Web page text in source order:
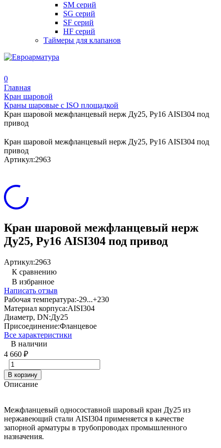
SM серий
SG серий
SF серий
HF серий
Таймеры для клапанов
0
Главная
Кран шаровой
Краны шаровые с ISO площадкой
Кран шаровой межфланцевый нерж Ду25, Ру16 AISI304 под
привод
Кран шаровой межфланцевый нерж Ду25, Ру16 AISI304 под
привод
Артикул:2963
Кран шаровой межфланцевый нерж
Ду25, Ру16 AISI304 под привод
Артикул:2963
К сравнению
В избранное
Написать отзыв
Рабочая температура:-29...+230
Материал корпуса:AISI304
Диаметр, DN:Ду25
Присоединение:Фланцевое
Все характеристики
В наличии
4 660 ₽
В корзину
Описание
Межфланцевый односоставной шаровый кран Ду25 из
нержавеющий стали AISI304 применяется в качестве
запорной арматуры в трубопроводах промышленного
назначения.